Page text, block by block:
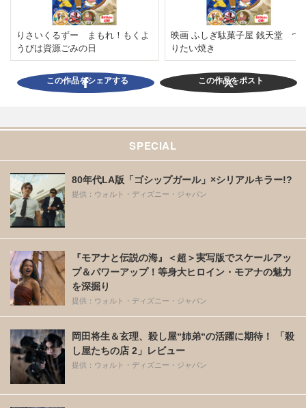
りさいくるずー まもれ！もくよ
うびは資源ごみの日
映画 ふしぎ駄菓子屋 銭天堂 つ
りたい焼き
この作品をシェアする この作品をポスト
SPECIAL
80年代LA版「ゴシップガール」×シリアルキラー!?
提供：ウォルト・ディズニー・ジャパン
『モアナと伝説の海』＜超＞実写版でスケールアッ
プ＆パワーアップ！等身大ヒロイン・モアナの魅力
を深掘り
提供：ウォルト・ディズニー・ジャパン
岡田将生＆玄理、殺し屋“姉弟“の活躍に期待！ 「殺
し屋たちの店 2」レビュー
提供：ウォルト・ディズニー・ジャパン